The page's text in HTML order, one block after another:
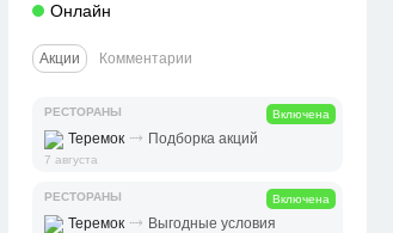
Онлайн
Акции Комментарии
РЕСТОРАНЫ Включена
Теремок ⤑ Подборка акций
7 августа
РЕСТОРАНЫ Включена
Теремок ⤑ Выгодные условия